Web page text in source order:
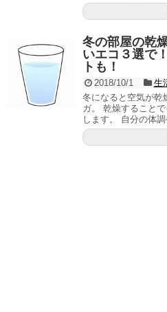
冬の部屋の乾
いエコ３選で
トも！
2018/10/1
生
冬になると空気が乾
ガ。 乾燥すること
します。 自分の体